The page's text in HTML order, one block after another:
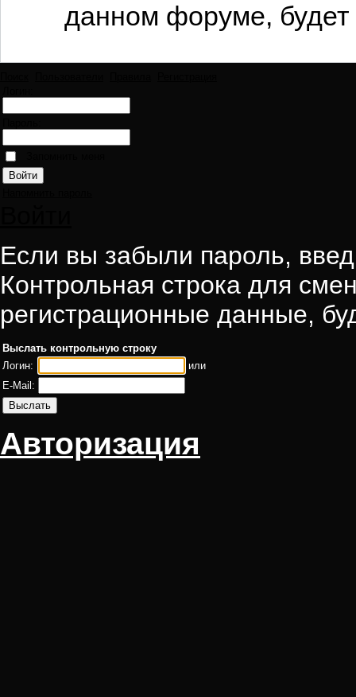
данном форуме,
Если вы забыли пароль,
Контрольная строка для
регистрационные данные,
Выслать контрольную строку
Логин:
или
E-Mail:
Авторизация